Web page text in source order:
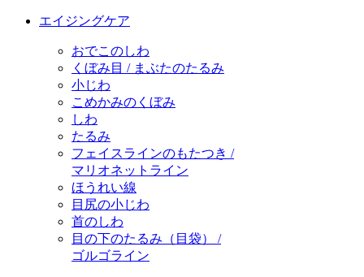
エイジングケア
おでこのしわ
くぼみ目 / まぶたのたるみ
小じわ
こめかみのくぼみ
しわ
たるみ
フェイスラインのもたつき /
マリオネットライン
ほうれい線
目尻の小じわ
首のしわ
目の下のたるみ（目袋） /
ゴルゴライン